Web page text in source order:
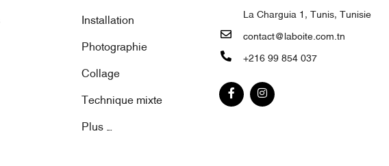
Installation
Photographie
Collage
Technique mixte
Plus ...
La Charguia 1, Tunis, Tunisie
contact@laboite.com.tn
+216 99 854 037